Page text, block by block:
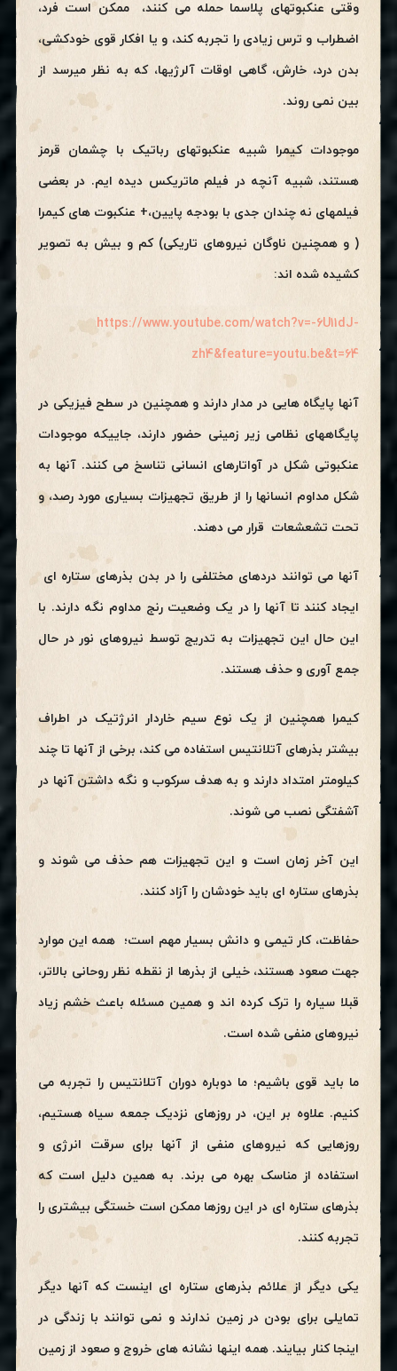
وقتی عنکبوتهای پلاسما حمله می کنند، ممکن است فرد،
اضطراب و ترس زیادی را تجربه کند، و یا افکار قوی خودکشی،
بدن درد، خارش، گاهی اوقات آلرژیها، که به نظر میرسد از
بین نمی روند.
موجودات کیمرا شبیه عنکبوتهای رباتیک با چشمان قرمز
هستند، شبیه آنچه در فیلم ماتریکس دیده ایم. در بعضی
فیلمهای نه چندان جدی با بودجه پایین،+ عنکبوت های کیمرا
( و همچنین ناوگان نیروهای تاریکی) کم و بیش به تصویر
کشیده شده اند:
https://www.youtube.com/watch?v=-6U11dJ-
zh4&feature=youtu.be&t=64
آنها پایگاه هایی در مدار دارند و همچنین در سطح فیزیکی در
پایگاههای نظامی زیر زمینی حضور دارند، جاییکه موجودات
عنکبوتی شکل در آواتارهای انسانی تناسخ می کنند. آنها به
شکل مداوم انسانها را از طریق تجهیزات بسیاری مورد رصد، و
تحت تشعشعات قرار می دهند.
آنها می توانند دردهای مختلفی را در بدن بذرهای ستاره ای
ایجاد کنند تا آنها را در یک وضعیت رنج مداوم نگه دارند. با
این حال این تجهیزات به تدریج توسط نیروهای نور در حال
جمع آوری و حذف هستند.
کیمرا همچنین از یک نوع سیم خاردار انرژتیک در اطراف
بیشتر بذرهای آتلانتیس استفاده می کند، برخی از آنها تا چند
کیلومتر امتداد دارند و به هدف سرکوب و نگه داشتن آنها در
آشفتگی نصب می شوند.
این آخر زمان است و این تجهیزات هم حذف می شوند و
بذرهای ستاره ای باید خودشان را آزاد کنند.
حفاظت، کار تیمی و دانش بسیار مهم است؛ همه این موارد
جهت صعود هستند، خیلی از بذرها از نقطه نظر روحانی بالاتر،
قبلا سیاره را ترک کرده اند و همین مسئله باعث خشم زیاد
نیروهای منفی شده است.
ما باید قوی باشیم؛ ما دوباره دوران آتلانتیس را تجربه می
کنیم. علاوه بر این، در روزهای نزدیک جمعه سیاه هستیم،
روزهایی که نیروهای منفی از آنها برای سرقت انرژی و
استفاده از مناسک بهره می برند. به همین دلیل است که
بذرهای ستاره ای در این روزها ممکن است خستگی بیشتری را
تجربه کنند.
یکی دیگر از علائم بذرهای ستاره ای اینست که آنها دیگر
تمایلی برای بودن در زمین ندارند و نمی توانند با زندگی در
اینجا کنار بیایند. همه اینها نشانه های خروج و صعود از زمین